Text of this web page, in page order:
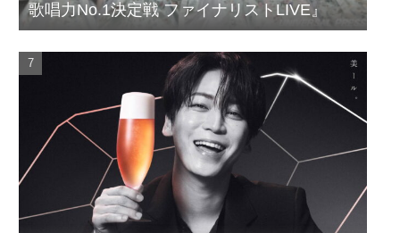
歌唱力No.1決定戦 ファイナリストLIVE』